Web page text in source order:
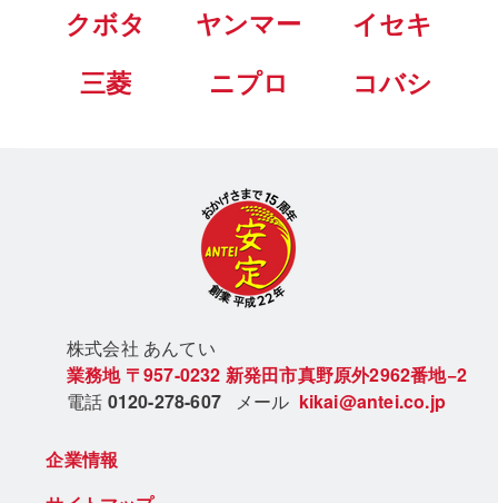
クボタ ヤンマー
イセキ
三菱
ニプロ コバシ
株式会社 あんてい
業務地 〒957-0232 新発田市真野原外2962番地−2
電話 0120-278-607 メール kikai@antei.co.jp
企業情報